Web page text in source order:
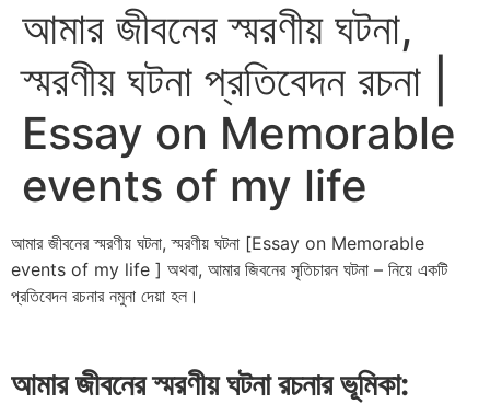
আমার জীবনের স্মরণীয় ঘটনা,
স্মরণীয় ঘটনা প্রতিবেদন রচনা |
Essay on Memorable
events of my life
আমার জীবনের স্মরণীয় ঘটনা, স্মরণীয় ঘটনা [Essay on Memorable
events of my life ] অথবা, আমার জিবনের সৃতিচারন ঘটনা – নিয়ে একটি
প্রতিবেদন রচনার নমুনা দেয়া হল।
আমার জীবনের স্মরণীয় ঘটনা রচনার ভূমিকা: